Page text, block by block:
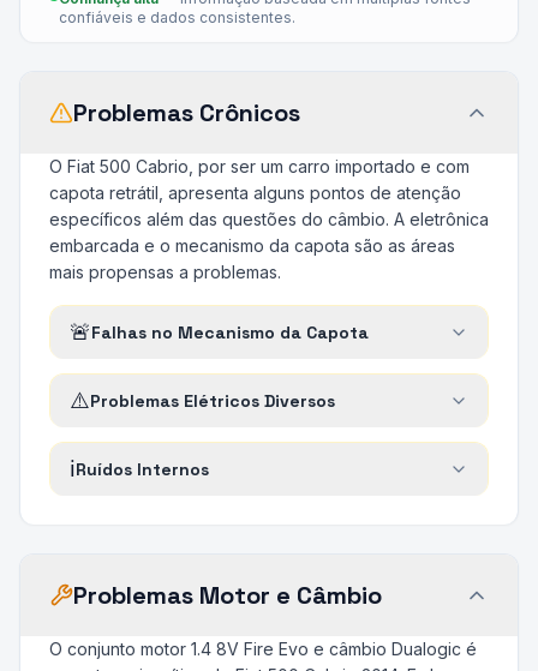
confiáveis e dados consistentes.
Problemas Crônicos
O Fiat 500 Cabrio, por ser um carro importado e com
capota retrátil, apresenta alguns pontos de atenção
específicos além das questões do câmbio. A eletrônica
embarcada e o mecanismo da capota são as áreas
mais propensas a problemas.
🚨Falhas no Mecanismo da Capota
⚠️Problemas Elétricos Diversos
ℹ️Ruídos Internos
Problemas Motor e Câmbio
O conjunto motor 1.4 8V Fire Evo e câmbio Dualogic é